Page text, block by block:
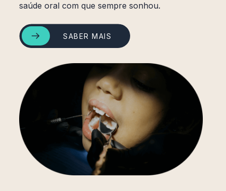
saúde oral com que sempre sonhou.
SABER MAIS